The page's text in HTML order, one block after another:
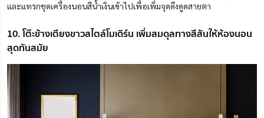
และแทรกชุดเครื่องนอนสีน้ำเงินเข้าไปเพื่อเพิ่มจุดดึงดูดสายตา
10. โต๊ะข้างเตียงขาวสไตล์โมเดิร์น เพิ่มสมดุลทางสีสันให้ห้องนอน
สุดทันสมัย